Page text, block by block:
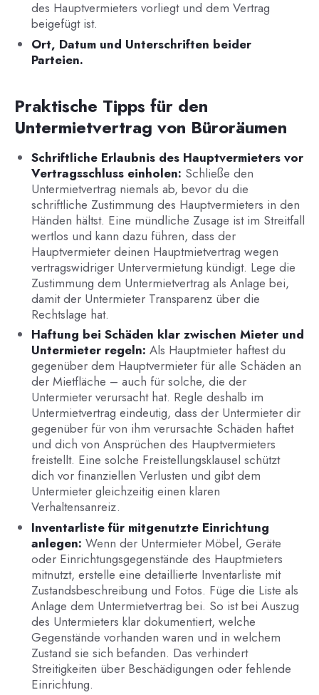
des Hauptvermieters vorliegt und dem Vertrag
beigefügt ist.
Ort, Datum und Unterschriften beider
Parteien.
Praktische Tipps für den
Untermietvertrag von Büroräumen
Schriftliche Erlaubnis des Hauptvermieters vor
Vertragsschluss einholen: Schließe den
Untermietvertrag niemals ab, bevor du die
schriftliche Zustimmung des Hauptvermieters in den
Händen hältst. Eine mündliche Zusage ist im Streitfall
wertlos und kann dazu führen, dass der
Hauptvermieter deinen Hauptmietvertrag wegen
vertragswidriger Untervermietung kündigt. Lege die
Zustimmung dem Untermietvertrag als Anlage bei,
damit der Untermieter Transparenz über die
Rechtslage hat.
Haftung bei Schäden klar zwischen Mieter und
Untermieter regeln: Als Hauptmieter haftest du
gegenüber dem Hauptvermieter für alle Schäden an
der Mietfläche – auch für solche, die der
Untermieter verursacht hat. Regle deshalb im
Untermietvertrag eindeutig, dass der Untermieter dir
gegenüber für von ihm verursachte Schäden haftet
und dich von Ansprüchen des Hauptvermieters
freistellt. Eine solche Freistellungsklausel schützt
dich vor finanziellen Verlusten und gibt dem
Untermieter gleichzeitig einen klaren
Verhaltensanreiz.
Inventarliste für mitgenutzte Einrichtung
anlegen: Wenn der Untermieter Möbel, Geräte
oder Einrichtungsgegenstände des Hauptmieters
mitnutzt, erstelle eine detaillierte Inventarliste mit
Zustandsbeschreibung und Fotos. Füge die Liste als
Anlage dem Untermietvertrag bei. So ist bei Auszug
des Untermieters klar dokumentiert, welche
Gegenstände vorhanden waren und in welchem
Zustand sie sich befanden. Das verhindert
Streitigkeiten über Beschädigungen oder fehlende
Einrichtung.